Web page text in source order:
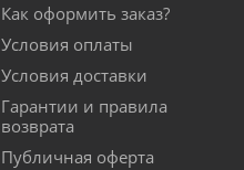
Как оформить заказ?
Условия оплаты
Условия доставки
Гарантии и правила
возврата
Публичная оферта